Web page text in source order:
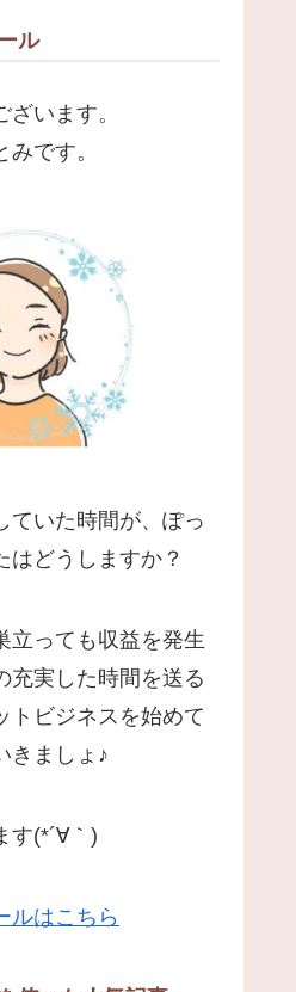
ル
います。
です。
ていた時間が、ぽっ
はどうしますか？
立っても収益を発生
充実した時間を送る
トビジネスを始めて
きましょ♪
す(*´∀｀)
ルはこちら